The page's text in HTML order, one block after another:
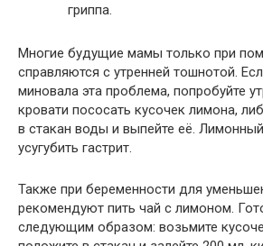
гриппа.
Многие будущие мамы только при
справляются с утренней тошнотой.
миновала эта проблема, попробуйте
кровати пососать кусочек лимона,
в стакан воды и выпейте её.
усугубить гастрит.
Также при беременности для
рекомендуют пить чай с лимоном.
следующим образом: возьмите